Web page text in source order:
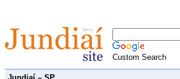
Custom Search